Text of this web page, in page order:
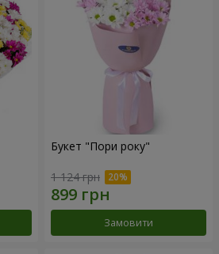
Букет "Пори року"
1 124 грн
Замовити